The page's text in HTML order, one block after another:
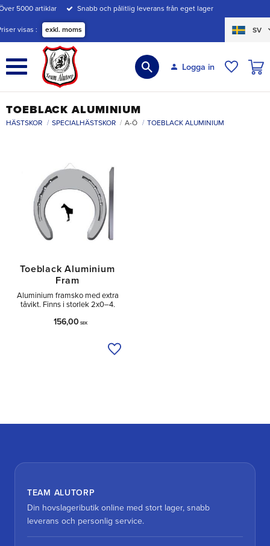
Meny
5000 artiklar Snabb och pålitlig leverans från eget lager
visas exkl. moms SV
Logga in
TOEBLACK ALUMINIUM
HÄSTSKOR SPECIALHÄSTSKOR A-Ö TOEBLACK ALUMINIUM
Toeblack Aluminium
Fram
Aluminium framsko med extra
tåvikt. Finns i storlek 2x0–4.
156,00 SEK
Lägg till i önskelista
TEAM ALUTORP
Din hovslageributik online med stort lager, snabb
leverans och personlig service.